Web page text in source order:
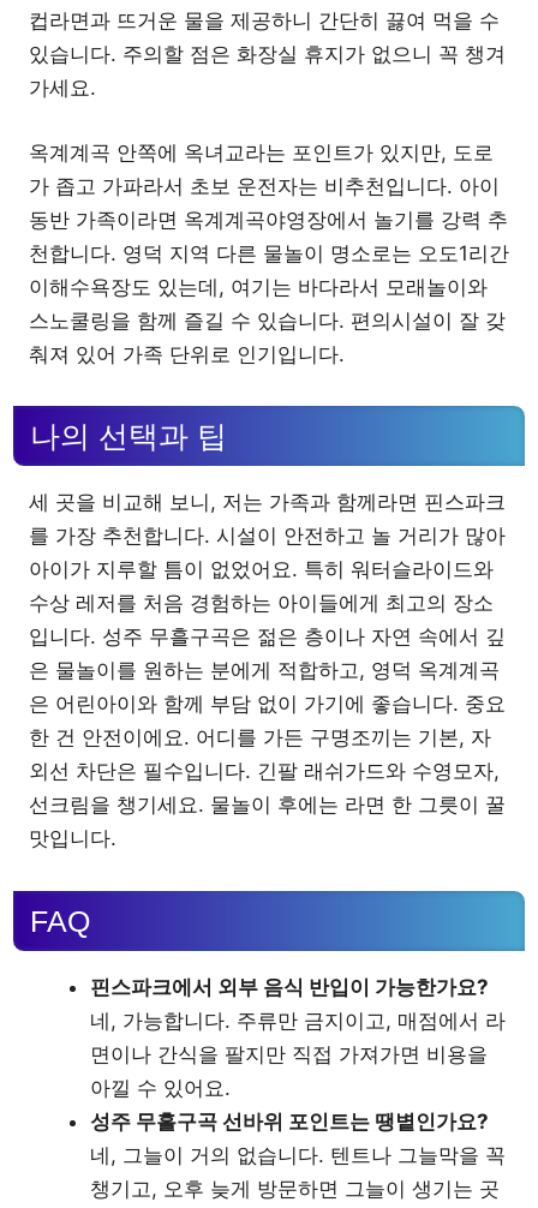
컵라면과 뜨거운 물을 제공하니 간단히 끓여 먹을 수
있습니다. 주의할 점은 화장실 휴지가 없으니 꼭 챙겨
가세요.
옥계계곡 안쪽에 옥녀교라는 포인트가 있지만, 도로
가 좁고 가파라서 초보 운전자는 비추천입니다. 아이
동반 가족이라면 옥계계곡야영장에서 놀기를 강력 추
천합니다. 영덕 지역 다른 물놀이 명소로는 오도1리간
이해수욕장도 있는데, 여기는 바다라서 모래놀이와
스노쿨링을 함께 즐길 수 있습니다. 편의시설이 잘 갖
춰져 있어 가족 단위로 인기입니다.
나의 선택과 팁
세 곳을 비교해 보니, 저는 가족과 함께라면 핀스파크
를 가장 추천합니다. 시설이 안전하고 놀 거리가 많아
아이가 지루할 틈이 없었어요. 특히 워터슬라이드와
수상 레저를 처음 경험하는 아이들에게 최고의 장소
입니다. 성주 무흘구곡은 젊은 층이나 자연 속에서 깊
은 물놀이를 원하는 분에게 적합하고, 영덕 옥계계곡
은 어린아이와 함께 부담 없이 가기에 좋습니다. 중요
한 건 안전이에요. 어디를 가든 구명조끼는 기본, 자
외선 차단은 필수입니다. 긴팔 래쉬가드와 수영모자,
선크림을 챙기세요. 물놀이 후에는 라면 한 그릇이 꿀
맛입니다.
FAQ
핀스파크에서 외부 음식 반입이 가능한가요?
네, 가능합니다. 주류만 금지이고, 매점에서 라
면이나 간식을 팔지만 직접 가져가면 비용을
아낄 수 있어요.
성주 무흘구곡 선바위 포인트는 땡볕인가요?
네, 그늘이 거의 없습니다. 텐트나 그늘막을 꼭
챙기고, 오후 늦게 방문하면 그늘이 생기는 곳